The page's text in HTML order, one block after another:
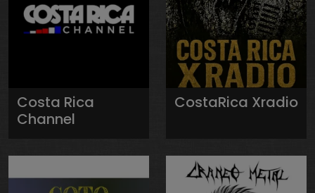
Costa Rica
Channel
CostaRica Xradio